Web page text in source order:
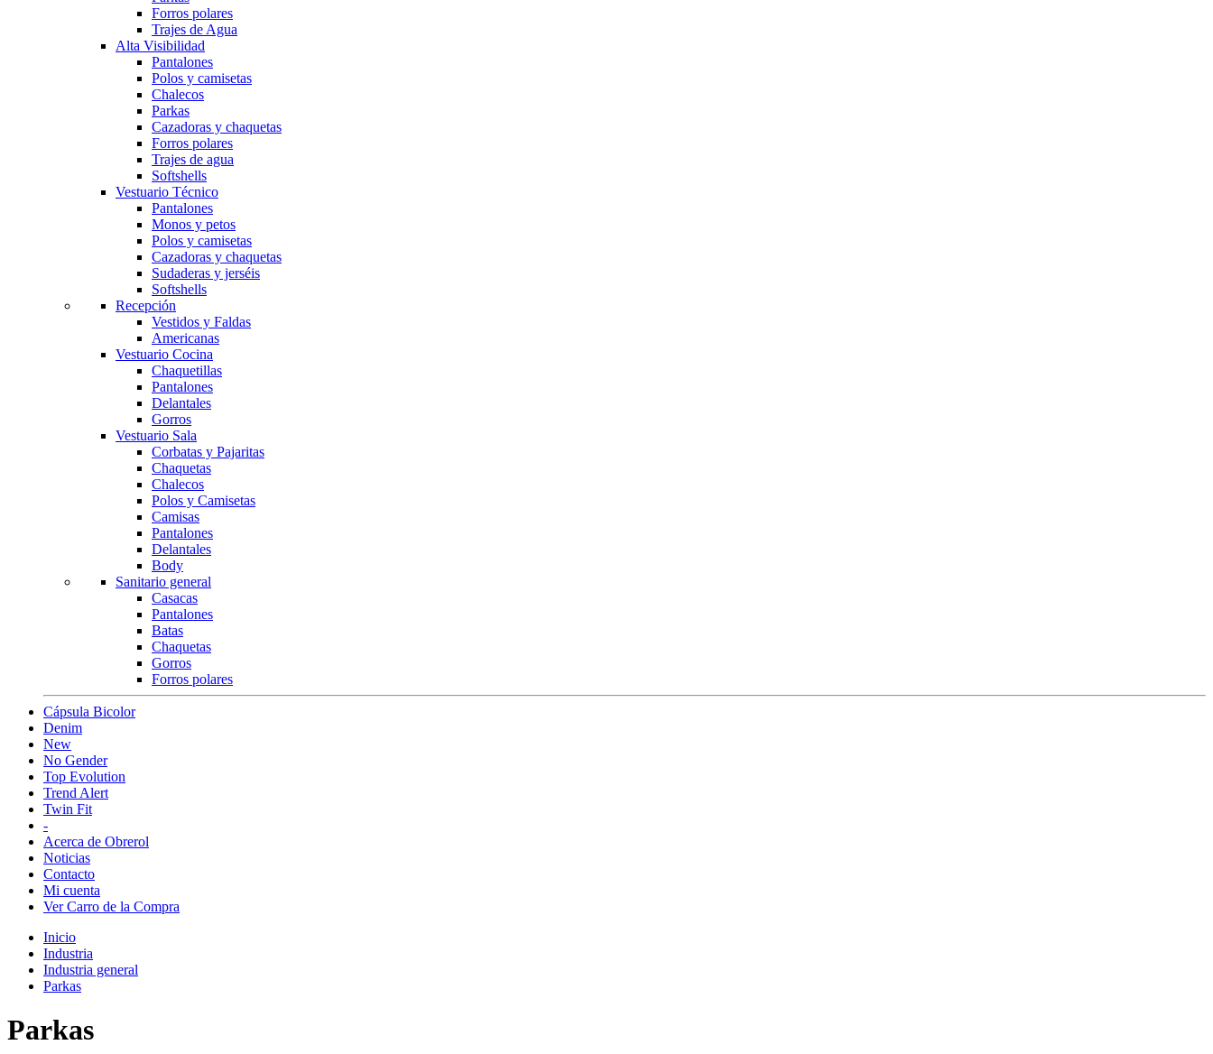
Forros polares
Trajes de Agua
Alta Visibilidad
Pantalones
Polos y camisetas
Chalecos
Parkas
Cazadoras y chaquetas
Forros polares
Trajes de agua
Softshells
Vestuario Técnico
Pantalones
Monos y petos
Polos y camisetas
Cazadoras y chaquetas
Sudaderas y jerséis
Softshells
Recepción
Vestidos y Faldas
Americanas
Vestuario Cocina
Chaquetillas
Pantalones
Delantales
Gorros
Vestuario Sala
Corbatas y Pajaritas
Chaquetas
Chalecos
Polos y Camisetas
Camisas
Pantalones
Delantales
Body
Sanitario general
Casacas
Pantalones
Batas
Chaquetas
Gorros
Forros polares
Cápsula Bicolor
Denim
New
No Gender
Top Evolution
Trend Alert
Twin Fit
-
Acerca de Obrerol
Noticias
Contacto
Mi cuenta
Ver Carro de la Compra
Inicio
Industria
Industria general
Parkas
Parkas